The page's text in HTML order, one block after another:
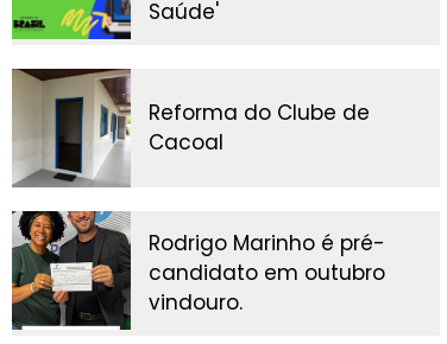
Saúde'
Reforma do Clube de
Cacoal
Rodrigo Marinho é pré-
candidato em outubro
vindouro.